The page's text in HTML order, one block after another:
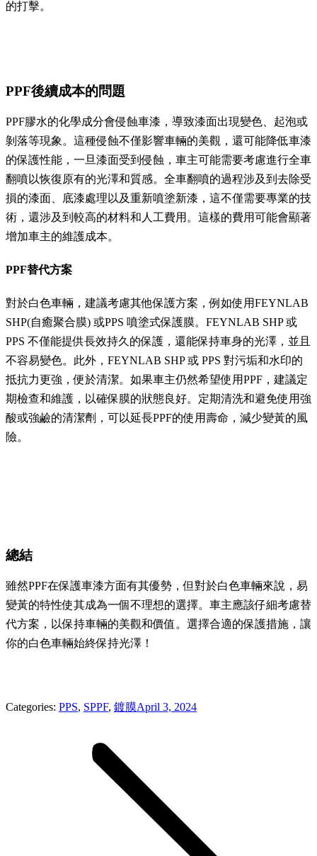
的打擊。
PPF後續成本的問題
PPF膠水的化學成分會侵蝕車漆，導致漆面出現變色、起泡或
剝落等現象。這種侵蝕不僅影響車輛的美觀，還可能降低車漆
的保護性能，一旦漆面受到侵蝕，車主可能需要考慮進行全車
翻噴以恢復原有的光澤和質感。全車翻噴的過程涉及到去除受
損的漆面、底漆處理以及重新噴塗新漆，這不僅需要專業的技
術，還涉及到較高的材料和人工費用。這樣的費用可能會顯著
增加車主的維護成本。
PPF替代方案
對於白色車輛，建議考慮其他保護方案，例如使用FEYNLAB
SHP(自癒聚合膜) 或PPS 噴塗式保護膜。FEYNLAB SHP 或
PPS 不僅能提供長效持久的保護，還能保持車身的光澤，並且
不容易變色。此外，FEYNLAB SHP 或 PPS 對污垢和水印的
抵抗力更強，便於清潔。如果車主仍然希望使用PPF，建議定
期檢查和維護，以確保膜的狀態良好。定期清洗和避免使用強
酸或強鹼的清潔劑，可以延長PPF的使用壽命，減少變黃的風
險。
總結
雖然PPF在保護車漆方面有其優勢，但對於白色車輛來說，易
變黃的特性使其成為一個不理想的選擇。車主應該仔細考慮替
代方案，以保持車輛的美觀和價值。選擇合適的保護措施，讓
你的白色車輛始終保持光澤！
Categories: PPS, SPPF, 鍍膜April 3, 2024